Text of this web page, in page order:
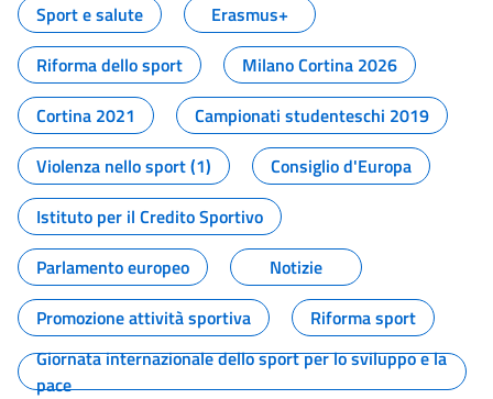
Sport e salute
Erasmus+
Riforma dello sport
Milano Cortina 2026
Cortina 2021
Campionati studenteschi 2019
Violenza nello sport (1)
Consiglio d'Europa
Istituto per il Credito Sportivo
Parlamento europeo
Notizie
Promozione attività sportiva
Riforma sport
Giornata internazionale dello sport per lo sviluppo e la
pace